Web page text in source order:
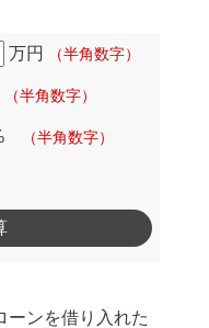
万円 （半角数字）
（半角数字）
（半角数字）
ンを借り入れた